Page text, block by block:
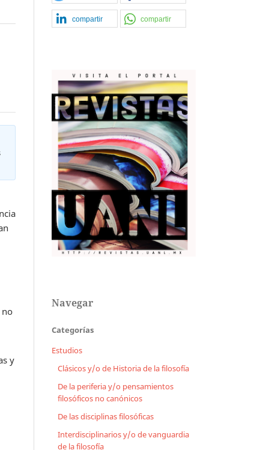
no
y
compartir compartir
Navegar
Categorías
Estudios
Clásicos y/o de Historia de la filosofía
De la periferia y/o pensamientos
filosóficos no canónicos
De las disciplinas filosóficas
Interdisciplinarios y/o de vanguardia
de la filosofía